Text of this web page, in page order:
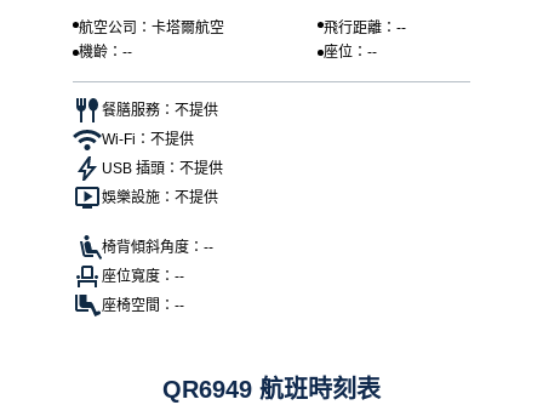
航空公司：卡塔爾航空
飛行距離：--
機齡：--
座位：--
餐膳服務：不提供
Wi-Fi：不提供
USB 插頭：不提供
娛樂設施：不提供
椅背傾斜角度：--
座位寬度：--
座椅空間：--
QR6949 航班時刻表